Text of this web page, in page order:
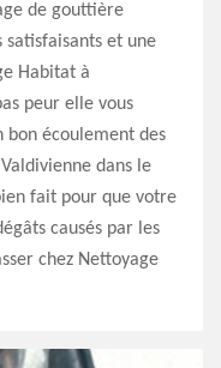
de gouttière
satisfaisants et une
Habitat à
peur elle vous
bon écoulement des
dans le
fait pour que votre
causés par les
chez Nettoyage